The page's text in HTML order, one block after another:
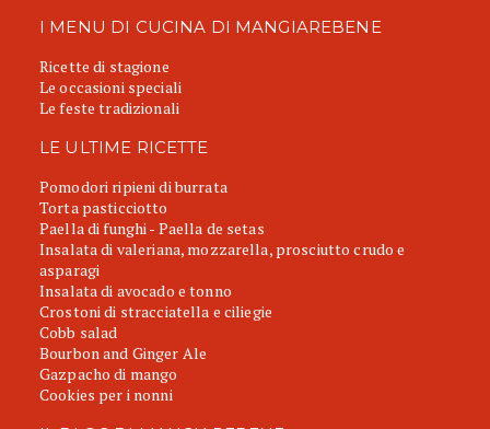
I MENU DI CUCINA DI MANGIAREBENE
Ricette di stagione
Le occasioni speciali
Le feste tradizionali
LE ULTIME RICETTE
Pomodori ripieni di burrata
Torta pasticciotto
Paella di funghi - Paella de setas
Insalata di valeriana, mozzarella, prosciutto crudo e
asparagi
Insalata di avocado e tonno
Crostoni di stracciatella e ciliegie
Cobb salad
Bourbon and Ginger Ale
Gazpacho di mango
Cookies per i nonni